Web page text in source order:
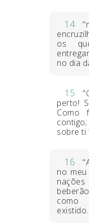
14
os
no dia
15
perto!
Como
sobre
16
no
como